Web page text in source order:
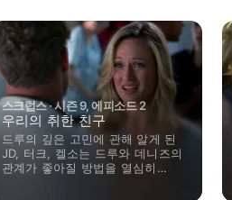
스크럽스 · 시즌 9, 에피소드 2
우리의 취한 친구
드루의 깊은 고민에 관해 알게 된
JD, 터크, 켈소는 드루와 데니즈의
관계가 좋아질 방법을 열심히